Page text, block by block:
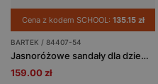
Cena z kodem SCHOOL: 135.15 zł
BARTEK / 84407-54
Jasnoróżowe sandały dla dziewczynki z kokardką BARTEK 84407-54
159.00 zł